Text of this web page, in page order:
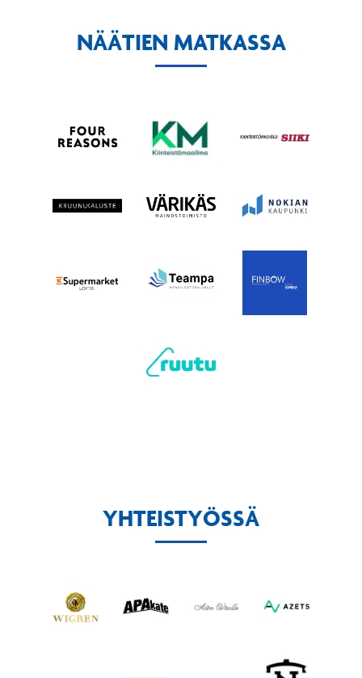
NÄÄTIEN MATKASSA
YHTEISTYÖSSÄ